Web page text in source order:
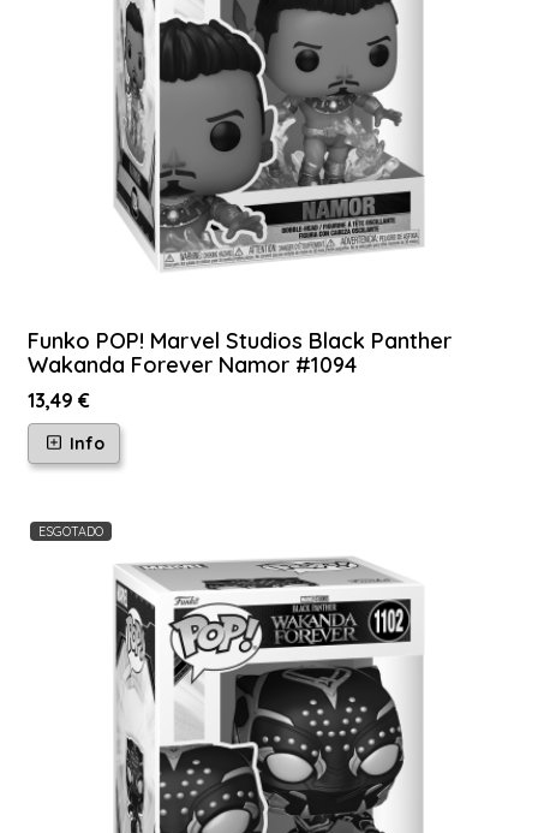
Funko POP! Marvel Studios Black Panther
Wakanda Forever Namor #1094
13,49 €
Info
ESGOTADO